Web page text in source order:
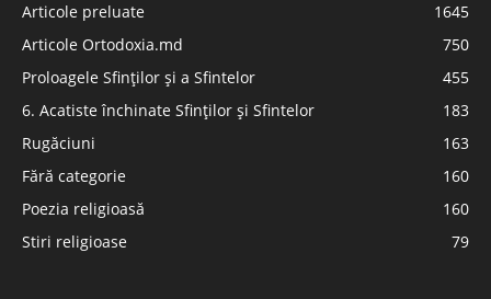
Articole preluate
1645
Articole Ortodoxia.md
750
Proloagele Sfinților și a Sfintelor
455
6. Acatiste închinate Sfinților și Sfintelor
183
Rugăciuni
163
Fără categorie
160
Poezia religioasă
160
Stiri religioase
79